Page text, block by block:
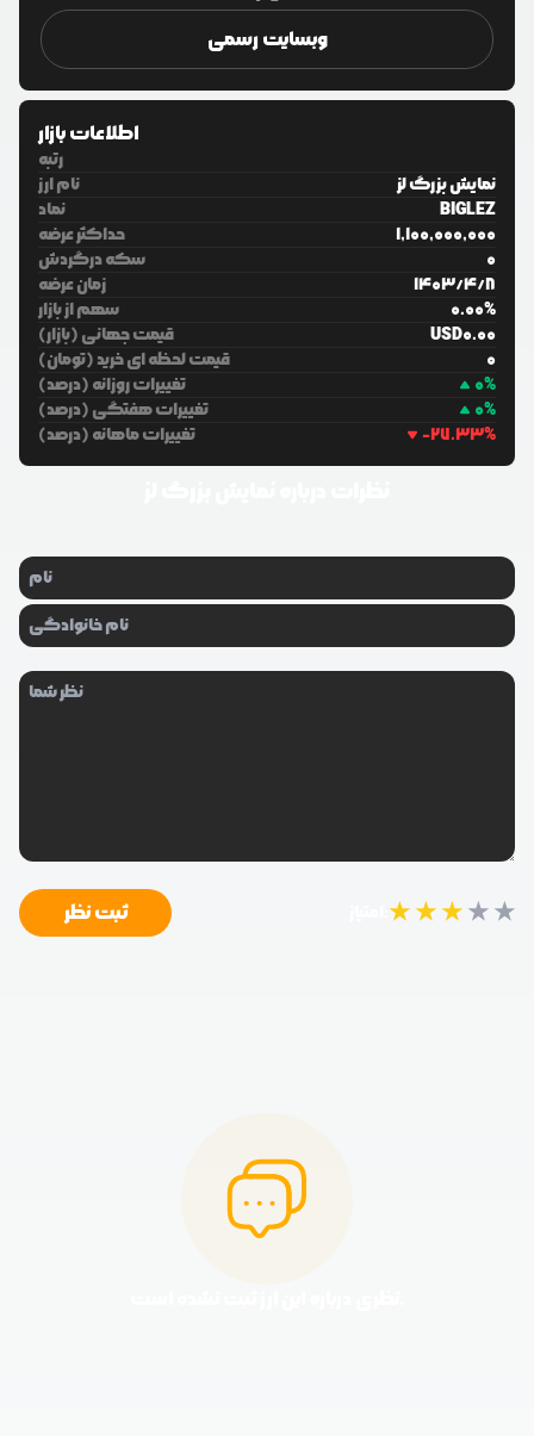
وبسایت رسمی
اطلاعات بازار
رتبه
نام ارز
نمایش بزرگ لز
نماد
BIGLEZ
حداکثر عرضه
1,100,000,000
سکه درگردش
0
زمان عرضه
1403/4/8
سهم از بازار
0.00%
قیمت جهانی (بازار)
USD0.00
قیمت لحظه ای خرید (تومان)
0
تغییرات روزانه (درصد)
0%
تغییرات هفتگی (درصد)
0%
تغییرات ماهانه (درصد)
-27.33%
★★★★★ ثبت نظر